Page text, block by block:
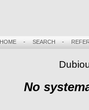
HOME- SEARCH -
No